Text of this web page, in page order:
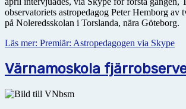
observatoriets astropedagog Peter Hemborg av
på Noleredsskolan i Torslanda, nära Göteborg.
Läs mer: Premiär: Astropedagogen via Skype
Värnamoskola